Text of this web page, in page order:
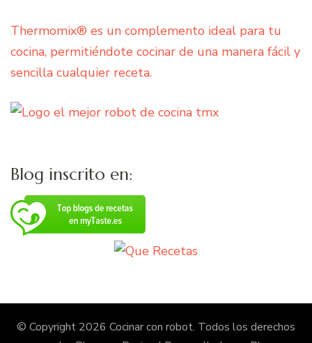
Thermomix® es un complemento ideal para tu
cocina, permitiéndote cocinar de una manera fácil y
sencilla cualquier receta.
Blog inscrito en:
© Copyright 2026 Cocinar con robot. Todos los derechos